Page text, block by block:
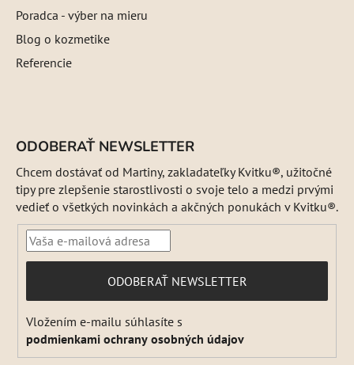
Poradca - výber na mieru
Blog o kozmetike
Referencie
ODOBERAŤ NEWSLETTER
Chcem dostávať od Martiny, zakladateľky Kvitku®, užitočné
tipy pre zlepšenie starostlivosti o svoje telo a medzi prvými
vedieť o všetkých novinkách a akčných ponukách v Kvitku®.
PRIHLÁSIŤ
SA
ODOBERAŤ NEWSLETTER
Vložením e-mailu súhlasíte s
podmienkami ochrany osobných údajov